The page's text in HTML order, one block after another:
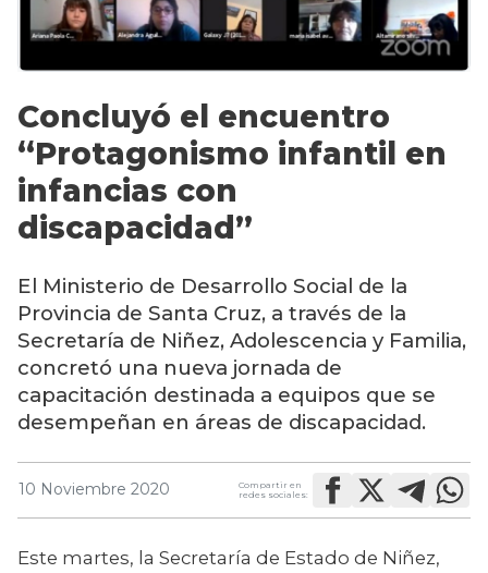
Concluyó el encuentro
“Protagonismo infantil en
infancias con
discapacidad”
El Ministerio de Desarrollo Social de la
Provincia de Santa Cruz, a través de la
Secretaría de Niñez, Adolescencia y Familia,
concretó una nueva jornada de
capacitación destinada a equipos que se
desempeñan en áreas de discapacidad.
10 Noviembre 2020
Compartir en
redes sociales:
Este martes, la Secretaría de Estado de Niñez,